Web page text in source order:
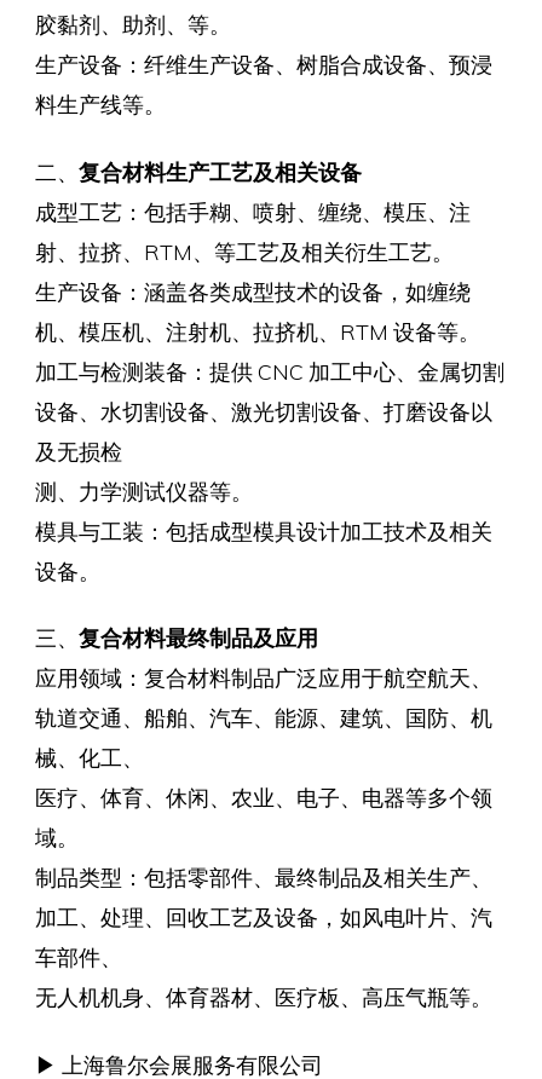
胶黏剂、助剂、等。
生产设备：纤维生产设备、树脂合成设备、预浸
料生产线等。
二、 复合材料生产工艺及相关设备
成型工艺：包括手糊、喷射、缠绕、模压、注
射、拉挤、RTM、等工艺及相关衍生工艺。
生产设备：涵盖各类成型技术的设备，如缠绕
机、模压机、注射机、拉挤机、RTM 设备等。
加工与检测装备：提供 CNC 加工中心、金属切割
设备、水切割设备、激光切割设备、打磨设备以
及无损检
测、力学测试仪器等。
模具与工装：包括成型模具设计加工技术及相关
设备。
三、 复合材料最终制品及应用
应用领域：复合材料制品广泛应用于航空航天、
轨道交通、船舶、汽车、能源、建筑、国防、机
械、化工、
医疗、体育、休闲、农业、电子、电器等多个领
域。
制品类型：包括零部件、最终制品及相关生产、
加工、处理、回收工艺及设备，如风电叶片、汽
车部件、
无人机机身、体育器材、医疗板、高压气瓶等。
▶ 上海鲁尔会展服务有限公司